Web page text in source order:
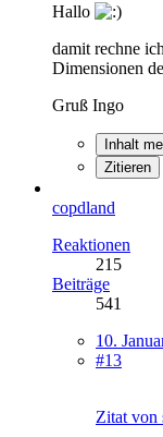
Hallo
damit rechne
Dimensionen
Gruß Ingo
Inhalt
Zitieren
copdland
Reaktionen
215
Beiträge
541
10.
#13
Zitat von